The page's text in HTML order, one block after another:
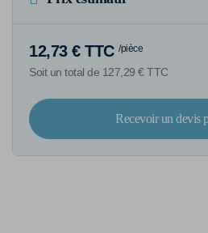
12,73 € TTC /pièce
Soit un total de 127,29 € TTC
Recevoir un devis